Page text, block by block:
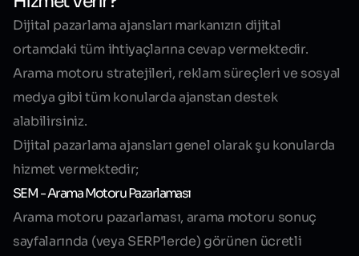
Dijital pazarlama ajansları markanızın dijital
ortamdaki tüm ihtiyaçlarına cevap vermektedir.
Arama motoru stratejileri, reklam süreçleri ve sosyal
medya gibi tüm konularda ajanstan destek
alabilirsiniz.
Dijital pazarlama ajansları genel olarak şu konularda
hizmet vermektedir;
SEM - Arama Motoru Pazarlaması
Arama motoru pazarlaması, arama motoru sonuç
sayfalarında (veya SERP'lerde) görünen ücretli